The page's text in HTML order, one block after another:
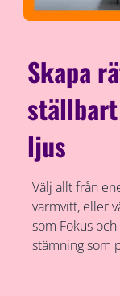
Skapa
ljus
Välj allt från
varmvitt, eller
som Fokus
stämning som